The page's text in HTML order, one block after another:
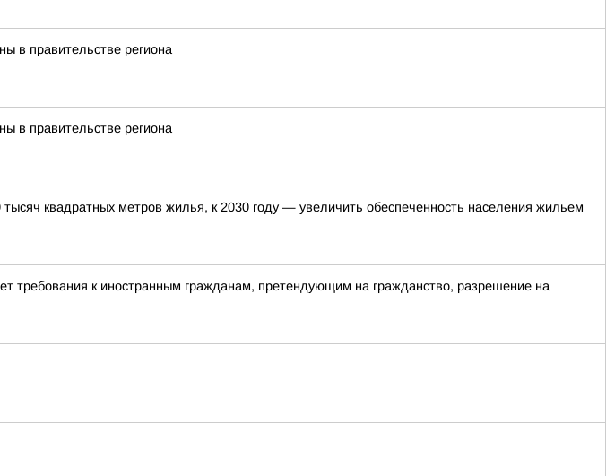
в правительстве региона
в правительстве региона
квадратных метров жилья, к 2030 году — увеличить обеспеченность населения жильем
требования к иностранным гражданам, претендующим на гражданство, разрешение на